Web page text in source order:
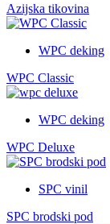
Azijska tikovina
WPC deking
WPC Classic
WPC deking
WPC Deluxe
SPC vinil
SPC brodski pod